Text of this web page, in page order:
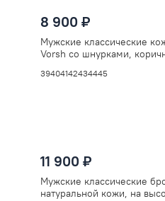
8 900 ₽
Мужские классические
Vorsh со шнурками,
39404142434445
11 900 ₽
Мужские классические
натуральной кожи, на